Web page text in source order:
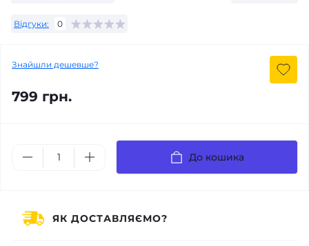
Відгуки: 0
Знайшли дешевше?
799 грн.
До кошика
ЯК ДОСТАВЛЯЄМО?